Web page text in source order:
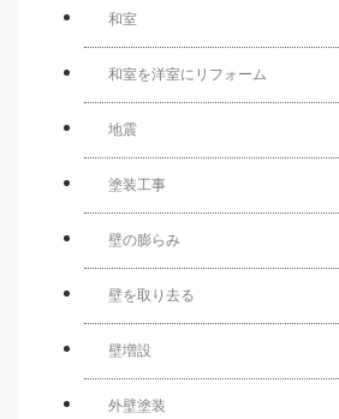
和室
和室を洋室にリフォーム
地震
塗装工事
壁の膨らみ
壁を取り去る
壁増設
外壁塗装